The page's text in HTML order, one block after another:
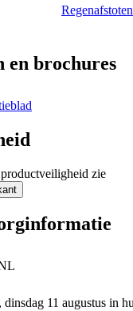
en brochures
zie
dinsdag 11 augustus in